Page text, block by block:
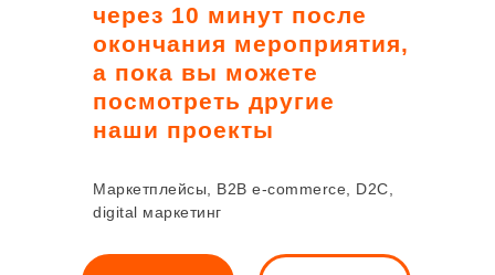
через 10 минут после
окончания мероприятия,
а пока вы можете
посмотреть другие
наши проекты
Маркетплейсы, B2B e-commerce, D2C,
digital маркетинг